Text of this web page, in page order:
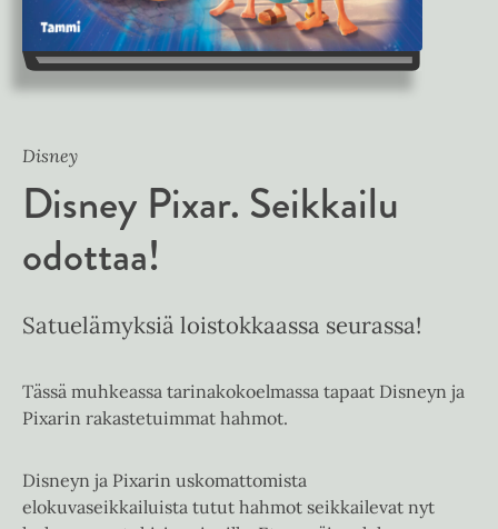
Disney
Disney Pixar. Seikkailu
odottaa!
Satuelämyksiä loistokkaassa seurassa!
Tässä muhkeassa tarinakokoelmassa tapaat Disneyn ja
Pixarin rakastetuimmat hahmot.
Disneyn ja Pixarin uskomattomista
elokuvaseikkailuista tutut hahmot seikkailevat nyt